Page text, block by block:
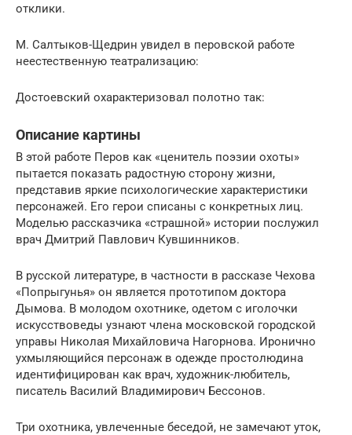
отклики.
М. Салтыков-Щедрин увидел в перовской работе
неестественную театрализацию:
Достоевский охарактеризовал полотно так:
Описание картины
В этой работе Перов как «ценитель поэзии охоты»
пытается показать радостную сторону жизни,
представив яркие психологические характеристики
персонажей. Его герои списаны с конкретных лиц.
Моделью рассказчика «страшной» истории послужил
врач Дмитрий Павлович Кувшинников.
В русской литературе, в частности в рассказе Чехова
«Попрыгунья» он является прототипом доктора
Дымова. В молодом охотнике, одетом с иголочки
искусствоведы узнают члена московской городской
управы Николая Михайловича Нагорнова. Иронично
ухмыляющийся персонаж в одежде простолюдина
идентифицирован как врач, художник-любитель,
писатель Василий Владимирович Бессонов.
Три охотника, увлеченные беседой, не замечают уток,